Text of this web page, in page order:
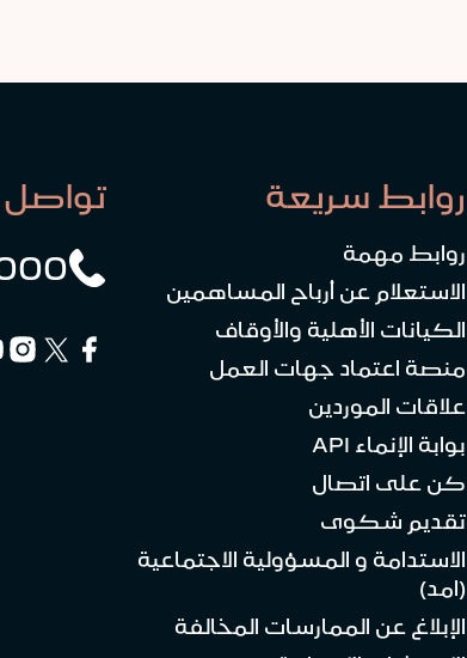
روابط سريعة
روابط مهمة
الاستعلام عن أرباح المساهمين
الكيانات الأهلية والأوقاف
منصة اعتماد جهات العمل
علاقات الموردين
بوابة الإنماء API
كن على اتصال
تقديم شكوى
الاستدامة و المسؤولية الاجتماعية
(امد)
الإبلاغ عن الممارسات المخالفة
تواصل